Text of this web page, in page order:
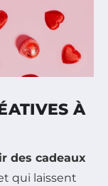
À
des cadeaux
qui laissent